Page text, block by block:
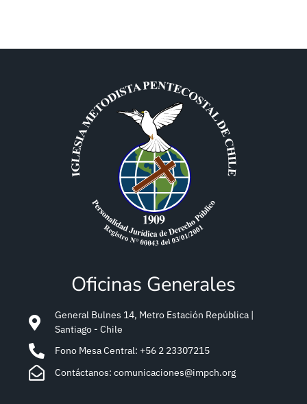
Oficinas Generales
General Bulnes 14, Metro Estación República |
Santiago - Chile
Fono Mesa Central: +56 2 23307215
Contáctanos: comunicaciones@impch.org